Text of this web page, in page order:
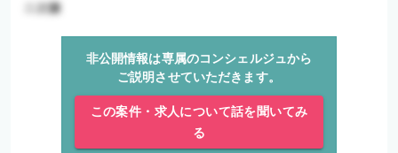
非公開情報は専属のコンシェルジュから
ご説明させていただきます。
この案件・求人について話を聞いてみ
る